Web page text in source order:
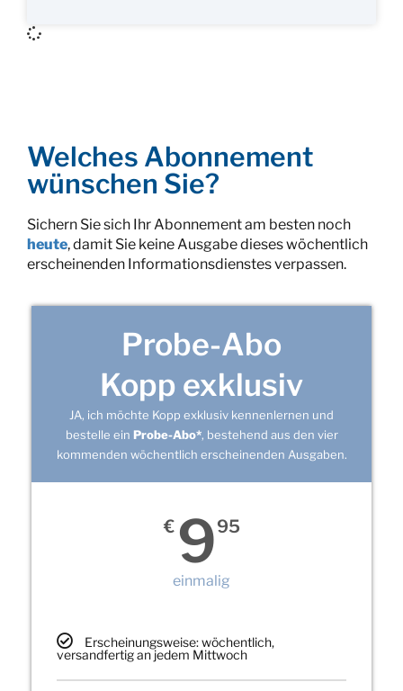
Welches Abonnement
wünschen Sie?
Sichern Sie sich Ihr Abonnement am besten noch
heute, damit Sie keine Ausgabe dieses wöchentlich
erscheinenden Informationsdienstes verpassen.
Probe-Abo
Kopp exklusiv
JA, ich möchte Kopp exklusiv kennenlernen und
bestelle ein Probe-Abo*, bestehend aus den vier
kommenden wöchentlich erscheinenden Ausgaben.
€ 995
einmalig
Erscheinungsweise: wöchentlich,
versandfertig an jedem Mittwoch